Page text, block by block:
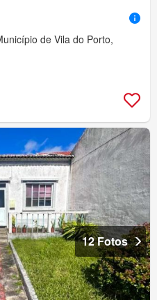
de Vila do Porto,
12 Fotos